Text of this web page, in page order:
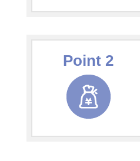
Point 2